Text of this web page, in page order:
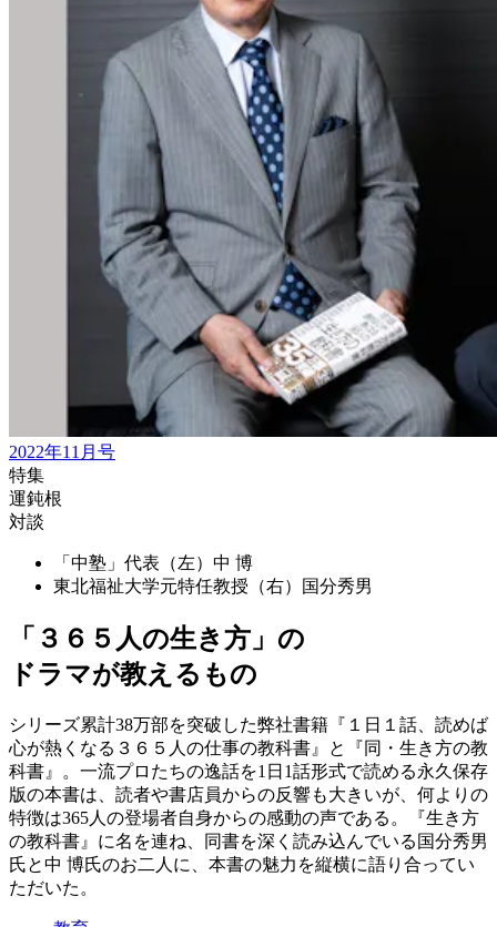
2022年11月号
特集
運鈍根
対談
「中塾」代表（左） 中 博
東北福祉大学元特任教授（右）
国分秀男
「３６５人の生き方」の
ドラマが教えるもの
シリーズ累計38万部を突破した弊社書籍『１日１話、読めば
心が熱くなる３６５人の仕事の教科書』と『同・生き方の教
科書』。一流プロたちの逸話を1日1話形式で読める永久保存
版の本書は、読者や書店員からの反響も大きいが、何よりの
特徴は365人の登場者自身からの感動の声である。『生き方
の教科書』に名を連ね、同書を深く読み込んでいる国分秀男
氏と中 博氏のお二人に、本書の魅力を縦横に語り合ってい
ただいた。